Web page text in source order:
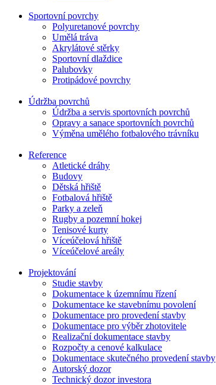
Sportovní povrchy
Polyuretanové povrchy
Umělá tráva
Akrylátové stěrky
Sportovní dlaždice
Palubovky
Protipádové povrchy
Údržba povrchů
Údržba a servis sportovních povrchů
Opravy a sanace sportovních povrchů
Výměna umělého fotbalového trávníku
Reference
Atletické dráhy
Budovy
Dětská hřiště
Fotbalová hřiště
Parky a zeleň
Rugby a pozemní hokej
Tenisové kurty
Víceúčelová hřiště
Víceúčelové areály
Projektování
Studie stavby
Dokumentace k územnímu řízení
Dokumentace ke stavebnímu povolení
Dokumentace pro provedení stavby
Dokumentace pro výběr zhotovitele
Realizační dokumentace stavby
Rozpočty a cenové kalkulace
Dokumentace skutečného provedení stavby
Autorský dozor
Technický dozor investora